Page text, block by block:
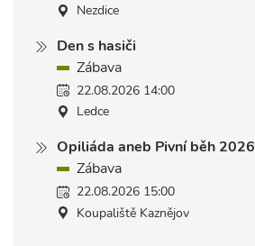
Nezdice
Den s hasiči
Zábava
22.08.2026 14:00
Ledce
Opiliáda aneb Pivní běh 2026
Zábava
22.08.2026 15:00
Koupaliště Kaznějov